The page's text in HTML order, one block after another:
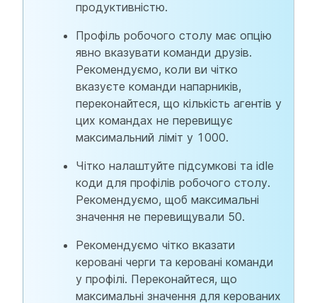
продуктивністю.
Профіль робочого столу має опцію
явно вказувати команди друзів.
Рекомендуємо, коли ви чітко
вказуєте команди напарників,
переконайтеся, що кількість агентів у
цих командах не перевищує
максимальний ліміт у 1000.
Чітко налаштуйте підсумкові та idle
коди для профілів робочого столу.
Рекомендуємо, щоб максимальні
значення не перевищували 50.
Рекомендуємо чітко вказати
керовані черги та керовані команди
у профілі. Переконайтеся, що
максимальні значення для керованих